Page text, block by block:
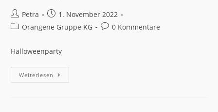
Petra
1. November 2022
Orangene Gruppe KG
0 Kommentare
Halloweenparty
Weiterlesen